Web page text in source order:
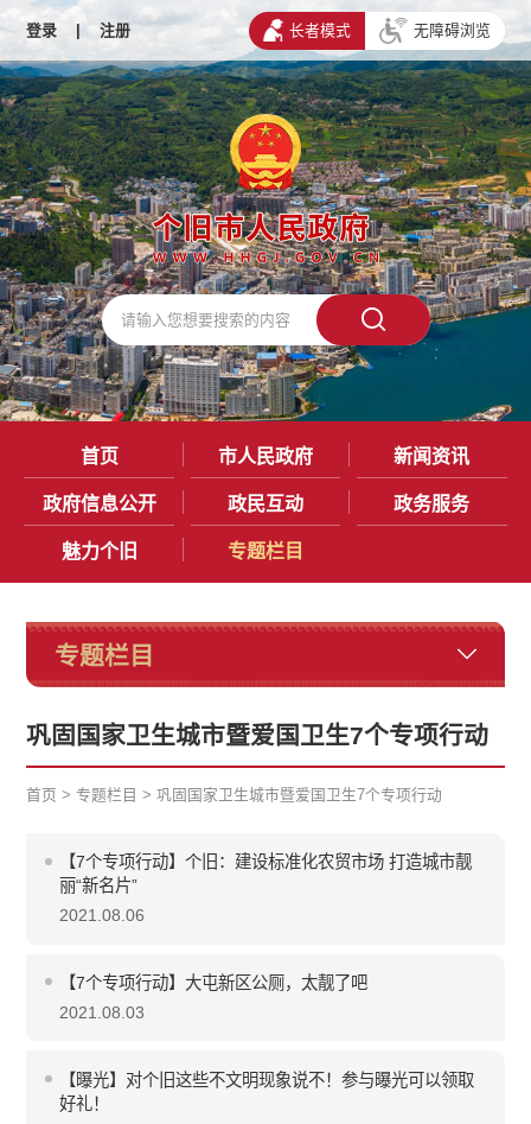
登录 | 注册 长者模式 无障碍浏览
首页 市人民政府 新闻资讯
政府信息公开 政民互动 政务服务
魅力个旧 专题栏目
专题栏目
巩固国家卫生城市暨爱国卫生7个专项行动
首页 >专题栏目 >巩固国家卫生城市暨爱国卫生7个专项行动
【7个专项行动】个旧：建设标准化农贸市场 打造城市靓
丽“新名片”
2021.08.06
【7个专项行动】大屯新区公厕，太靓了吧
2021.08.03
【曝光】对个旧这些不文明现象说不！参与曝光可以领取
好礼！